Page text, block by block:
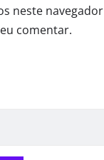
neste
comentar.